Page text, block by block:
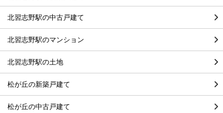
北習志野駅の中古戸建て
北習志野駅のマンション
北習志野駅の土地
松が丘の新築戸建て
松が丘の中古戸建て